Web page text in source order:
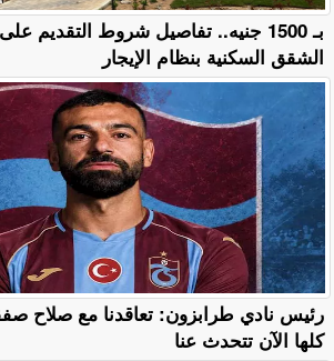
بـ 1500 جنيه.. تفاصيل شروط التقديم
الشقق السكنية بنظام الإيجار
رئيس نادي طرابزون: تعاقدنا مع صلاح
كلها الآن تتحدث عنا